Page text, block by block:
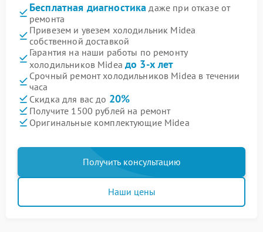
Бесплатная диагностика даже при отказе от
ремонта
Привезем и увезем холодильник Midea
собственной доставкой
Гарантия на наши работы по ремонту
холодильников Mideaдо 3-х лет
Срочный ремонт холодильников Midea в течении
часа
Скидка для вас до 20%
Получите 1500 рублей на ремонт
Оригинальные комплектующие Midea
Получить консультацию
Наши цены